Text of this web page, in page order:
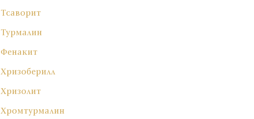
Тсаворит
Турмалин
Фенакит
Хризоберилл
Хризолит
Хромтурмалин